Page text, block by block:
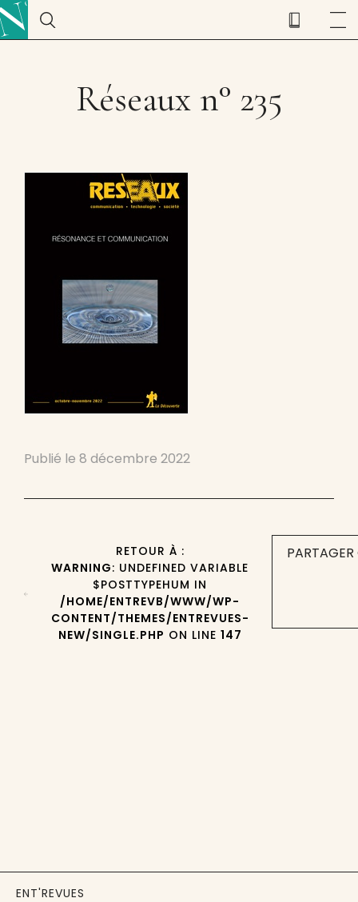
Réseaux n° 235
Publié le 8 décembre 2022
RETOUR À :
WARNING: UNDEFINED VARIABLE
$POSTTYPEHUM IN
/HOME/ENTREVB/WWW/WP-
CONTENT/THEMES/ENTREVUES-
NEW/SINGLE.PHP ON LINE 147
ENT'REVUES